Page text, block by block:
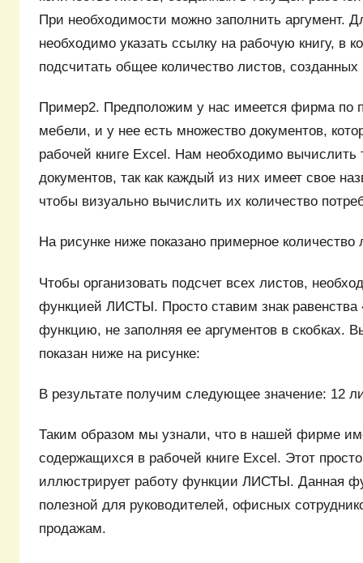
При необходимости можно заполнить аргумент.
необходимо указать ссылку на рабочую книгу, в
подсчитать общее количество листов, созданных
Пример2. Предположим у нас имеется фирма по
мебели, и у нее есть множество документов,
рабочей книге Excel. Нам необходимо вычислить
документов, так как каждый из них имеет свое
чтобы визуально вычислить их количество
На рисунке ниже показано примерное количество
Чтобы организовать подсчет всех листов,
функцией ЛИСТЫ. Просто ставим знак
функцию, не заполняя ее аргументов в скобках.
показан ниже на рисунке:
В результате получим следующее значение: 12
Таким образом мы узнали, что в нашей фирме
содержащихся в рабочей книге Excel. Этот
иллюстрирует работу функции ЛИСТЫ. Данная
полезной для руководителей, офисных
продажам.